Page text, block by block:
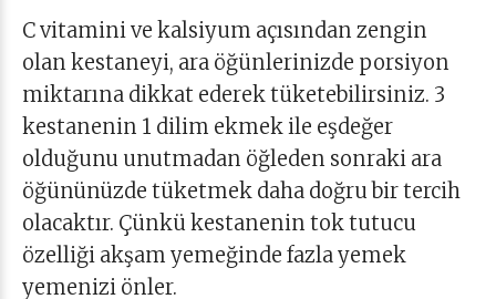
C vitamini ve kalsiyum açısından zengin
olan kestaneyi, ara öğünlerinizde porsiyon
miktarına dikkat ederek tüketebilirsiniz. 3
kestanenin 1 dilim ekmek ile eşdeğer
olduğunu unutmadan öğleden sonraki ara
öğününüzde tüketmek daha doğru bir tercih
olacaktır. Çünkü kestanenin tok tutucu
özelliği akşam yemeğinde fazla yemek
yemenizi önler.